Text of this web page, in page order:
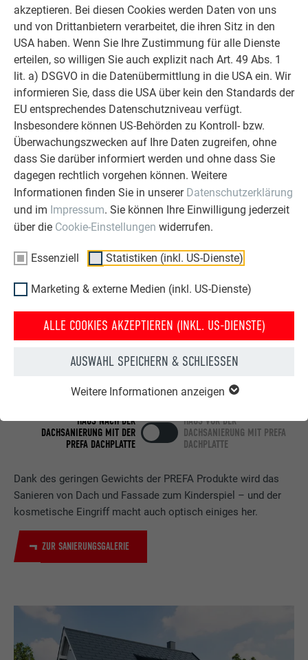
akzeptieren. Bei diesen Cookies werden Daten von uns
und von Drittanbietern verarbeitet, die ihren Sitz in den
USA haben. Wenn Sie Ihre Zustimmung für alle Dienste
erteilen, so willigen Sie auch explizit nach Art. 49 Abs. 1
lit. a) DSGVO in die Datenübermittlung in die USA ein. Wir
informieren Sie, dass die USA über kein den Standards der
EU entsprechendes Datenschutzniveau verfügt.
Insbesondere können US-Behörden zu Kontroll- bzw.
Überwachungszwecken auf Ihre Daten zugreifen, ohne
dass Sie darüber informiert werden und ohne dass Sie
dagegen rechtlich vorgehen können. Weitere
Informationen finden Sie in unserer Datenschutzerklärung
und im Impressum. Sie können Ihre Einwilligung jederzeit
über die Cookie-Einstellungen widerrufen.
Essenziell Statistiken (inkl. US-Dienste)
Marketing & externe Medien (inkl. US-Dienste)
ALLE COOKIES AKZEPTIEREN (INKL. US-DIENSTE)
AUSWAHL SPEICHERN & SCHLIESSEN
Weitere Informationen anzeigen
starker Begleiter zur Seite zu stehen.
Überzeugen Sie sich selbst!
ERFAHRUNGSBERICHTE LESEN
Dank des geringen Gewichts der PREFA Produkte wird das
Sanieren von Dach und Fassade zum Kinderspiel – und der
kosmetische Eingriff macht auch optisch einiges her.
ZUR SANIERUNGSGALERIE
PREFA SANIERUNGSGALERIE
OBJEKTE VOR UND NACH DER SANIERUNG
HAUS NACH DER
DACHSANIERUNG MIT DER
PREFA DACHPLATTE
HAUS VOR DER
DACHSANIERUNG MIT PREFA
DACHPLATTE